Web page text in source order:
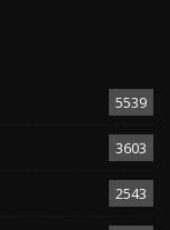
5539
3603
2543